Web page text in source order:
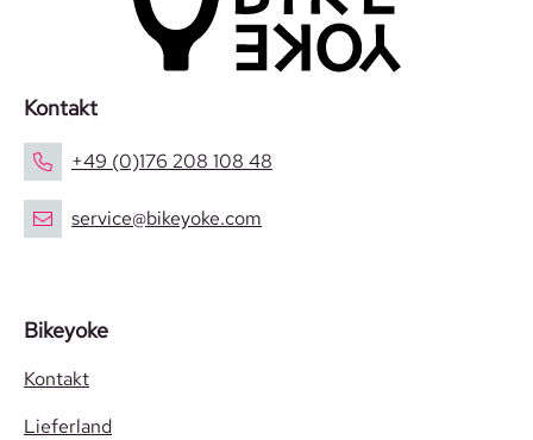
Kontakt
+49 (0)176 208 108 48
service@bikeyoke.com
Bikeyoke
Kontakt
Lieferland